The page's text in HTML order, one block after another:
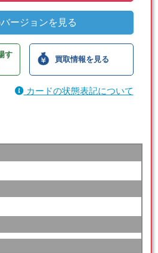
ージョンを見る
す
買取情報を見る
カードの状態表記について